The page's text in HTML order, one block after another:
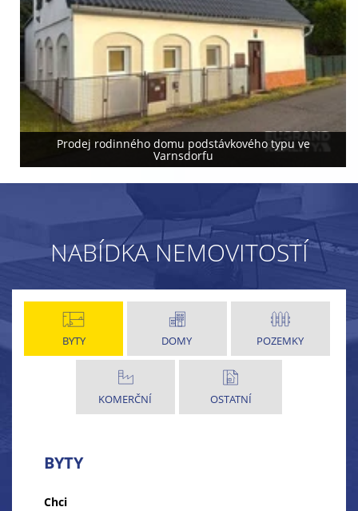
Prodej rodinného domu podstávkového typu ve
Varnsdorfu
NABÍDKA NEMOVITOSTÍ
BYTY DOMY POZEMKY
KOMERČNÍ OSTATNÍ
BYTY
Chci